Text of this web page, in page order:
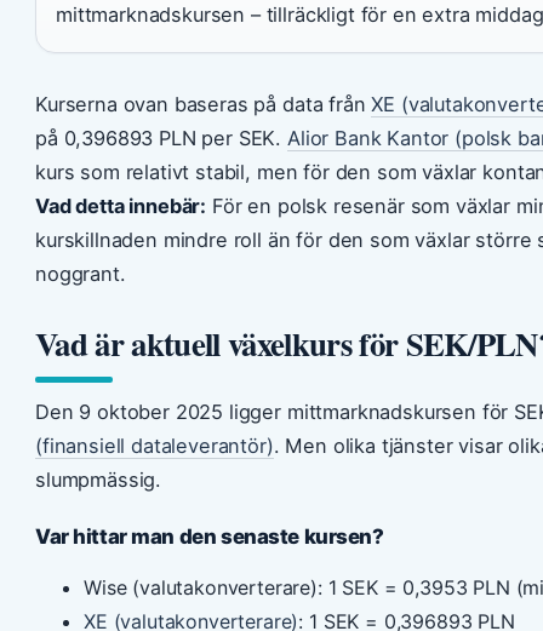
mittmarknadskursen – tillräckligt för en extra
Kurserna ovan baseras på data frånXE
på 0,396893 PLN per SEK. Alior Bank Kantor (polsk
kurs som relativt stabil, men för den som växlar
Vad detta innebär: För en polsk resenär som växlar
kurskillnaden mindre roll än för den som växlar större
noggrant.
Vad är aktuell växelkurs för SEK/
Den 9 oktober 2025 ligger mittmarknadskursen för
(finansiell dataleverantör). Men olika tjänster visar
slumpmässig.
Var hittar man den senaste kursen?
Wise (valutakonverterare): 1 SEK = 0,3953 PLN
XE (valutakonverterare): 1 SEK = 0,396893 PLN